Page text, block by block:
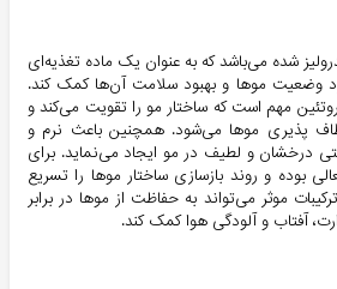
شده می‌باشد که به عنوان یک ماده تغذیه‌ای
وضعیت موها و بهبود سلامت آن‌ها کمک کند.
مهم است که ساختار مو را تقویت می‌کند و
پذیری موها می‌شود. همچنین باعث نرم و
درخشان و لطیف در مو ایجاد می‌نماید. برای
بوده و روند بازسازی ساختار موها را تسریع
موثر می‌تواند به حفاظت از موها در برابر
آفتاب و آلودگی هوا کمک کند.